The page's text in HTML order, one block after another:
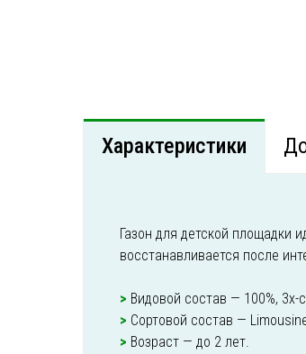
Характеристики
Газон для детской площадки
восстанавливается после
> Видовой состав — 100%, 3х-
> Сортовой состав —
> Возраст — до 2 лет.